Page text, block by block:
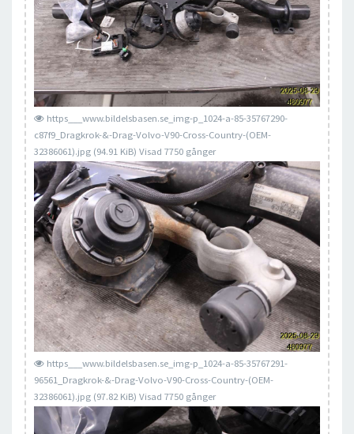
https___www.bildelsbasen.se_img-p_1024-a-85-35767290-
c87f9_Dragkrok-&-Drag-Volvo-V90-Cross-Country-(OEM-
32386061).jpg (94.91 KiB) Visad 7750 gånger
https___www.bildelsbasen.se_img-p_1024-a-85-35767291-
96561_Dragkrok-&-Drag-Volvo-V90-Cross-Country-(OEM-
32386061).jpg (97.82 KiB) Visad 7750 gånger